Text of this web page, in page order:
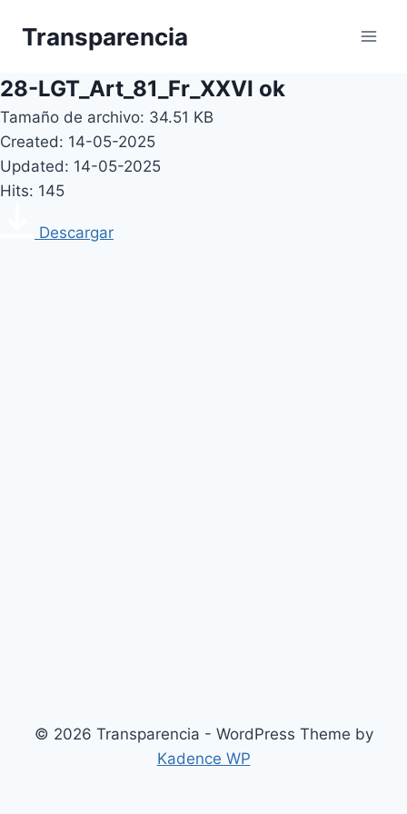
Transparencia
28-LGT_Art_81_Fr_XXVI ok
Tamaño de archivo: 34.51 KB
Created: 14-05-2025
Updated: 14-05-2025
Hits: 145
Descargar
© 2026 Transparencia - WordPress Theme by
Kadence WP